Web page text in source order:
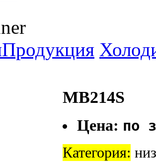
Продукция
MB214S
Цена: по
Категория: